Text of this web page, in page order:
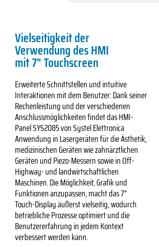
Vielseitigkeit der
Verwendung des HMI
mit 7" Touchscreen
Erweiterte Schnittstellen und intuitive
Interaktionen mit dem Benutzer: Dank seiner
Rechenleistung und der verschiedenen
Anschlussmöglichkeiten findet das HMI-
Panel SYS2085 von Systel Elettronica
Anwendung in Lasergeräten für die Ästhetik,
medizinischen Geräten wie zahnärztlichen
Geräten und Piezo-Messern sowie in Off-
Highway- und landwirtschaftlichen
Maschinen. Die Möglichkeit, Grafik und
Funktionen anzupassen, macht das 7"
Touch-Display äußerst vielseitig, wodurch
betriebliche Prozesse optimiert und die
Benutzererfahrung in jedem Kontext
verbessert werden kann.